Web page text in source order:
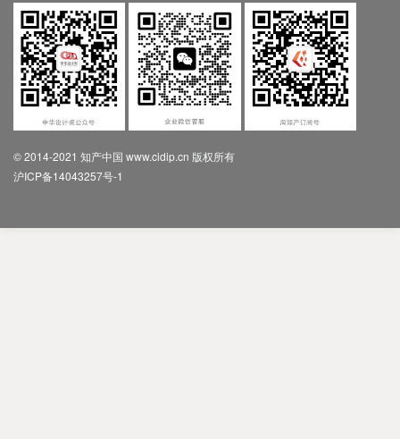
© 2014-2021 知产中国 www.cidip.cn 版权所有
沪ICP备14043257号-1